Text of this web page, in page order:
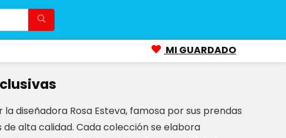
MI GUARDADO
diseñadora Rosa Esteva, famosa por sus prendas
alta calidad. Cada colección se elabora